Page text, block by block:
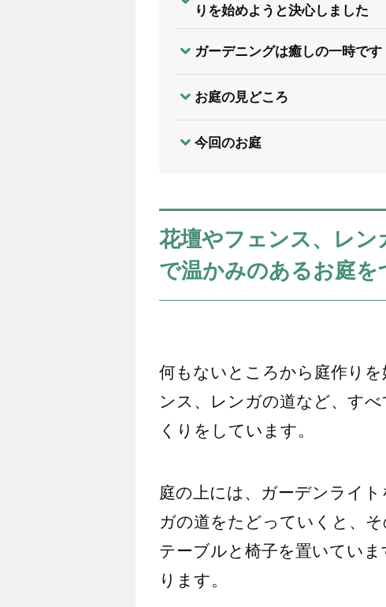
りを始めようと決心しました
ガーデニングは癒しの一時です
お庭の見どころ
今回のお庭
花壇やフェンス、レン
で温かみのあるお庭
何もないところから庭作り
ンス、レンガの道など、す
くりをしています。
庭の上には、ガーデンライ
ガの道をたどっていくと、
テーブルと椅子を置いてい
ります。